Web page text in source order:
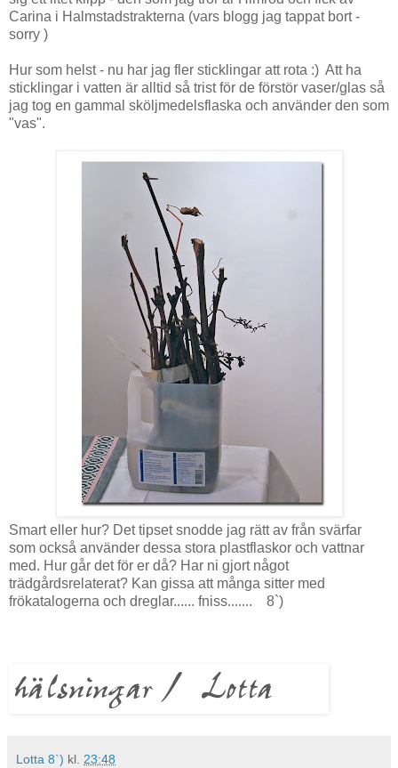
Carina i Halmstadstrakterna (vars blogg jag tappat bort -
sorry )
Hur som helst - nu har jag fler sticklingar att rota :) Att ha
sticklingar i vatten är alltid så trist för de förstör vaser/glas så
jag tog en gammal sköljmedelsflaska och använder den som
"vas".
Smart eller hur? Det tipset snodde jag rätt av från svärfar
som också använder dessa stora plastflaskor och vattnar
med. Hur går det för er då? Har ni gjort något
trädgårdsrelaterat? Kan gissa att många sitter med
frökatalogerna och dreglar...... fniss....... 8`)
Lotta 8`) kl. 23:48